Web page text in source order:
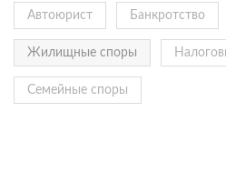
Автоюрист Банкротство
Жилищные споры
Семейные споры